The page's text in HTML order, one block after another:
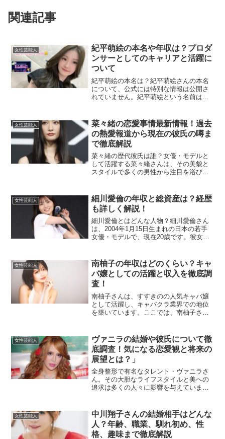
関連記事
女性芸能人
紀平萌絵の本名や年収は？プロダ
ンサーとしてのキャリアと活躍に
ついて
紀平萌絵の本名は？紀平萌絵さんの本名
について、公式には特別な情報は公開さ
れていません。紀平萌絵という名前は、
高いです。妹の紀平梨花さんと同じく、
彼女もフィギュアスケート...
女性芸能人
菜々緒の恋愛事情最新情報！過去
の熱愛報道から現在の彼氏の噂ま
で徹底解説
菜々緒の歴代彼氏は誰？女優・モデルと
して活躍する菜々緒さんは、その美貌と
スタイルで多くの男性から注目を浴びて
て紹介します。菜々緒と西川貴教の関係
は？菜々緒さんの恋愛遍歴...
女性芸能人
細川愛倫の年収と総資産は？経歴
も詳しく解説！
細川愛倫とはどんな人物？細川愛倫さん
は、2004年1月15日生まれの日本の若手
女優・モデルで、現在20歳です。彼女
め、その後も複数のドラマや映画、バラ
エティ...
女性芸能人
南柚子の年収はどのくらい？キャ
バ嬢としての活躍と収入を徹底調
査！
南柚子さんは、すすきのの人気キャバ嬢
として活躍し、キャバクラ業界での地位
を築いています。ここでは、南柚子さん
柚子とは何者？南柚子さんは、北海道す
すきののキャバクラで活動...
女性芸能人
ヴァニラの結婚や彼氏について徹
底調査！気になる恋愛観と将来の
展望とは？」
全身整形で有名なタレント・ヴァニラさ
ん。その大胆なライフスタイルと美への
追求は多くの人々に影響を与えています
ニラ 結婚 彼氏」に焦点を当て、最新情報
とともに彼女の恋愛観...
女性芸能人
中川翔子さんの結婚相手はどんな
人？年齢、職業、馴れ初め、性
格、趣味まで徹底解説